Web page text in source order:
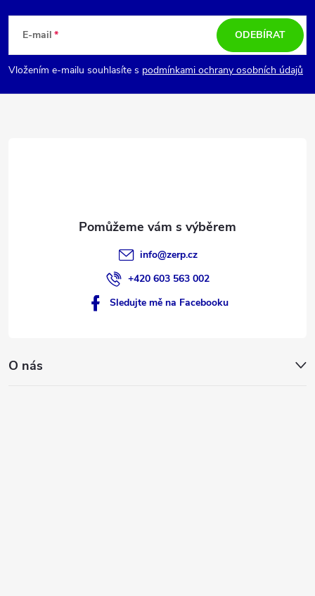
p
a
E-mail
Vložením e-mailu souhlasíte s podmínkami ochrany osobních údajů
ODEBÍRAT
info@zerp.cz
+420 603 563 002
Sledujte mě na Facebooku
O nás